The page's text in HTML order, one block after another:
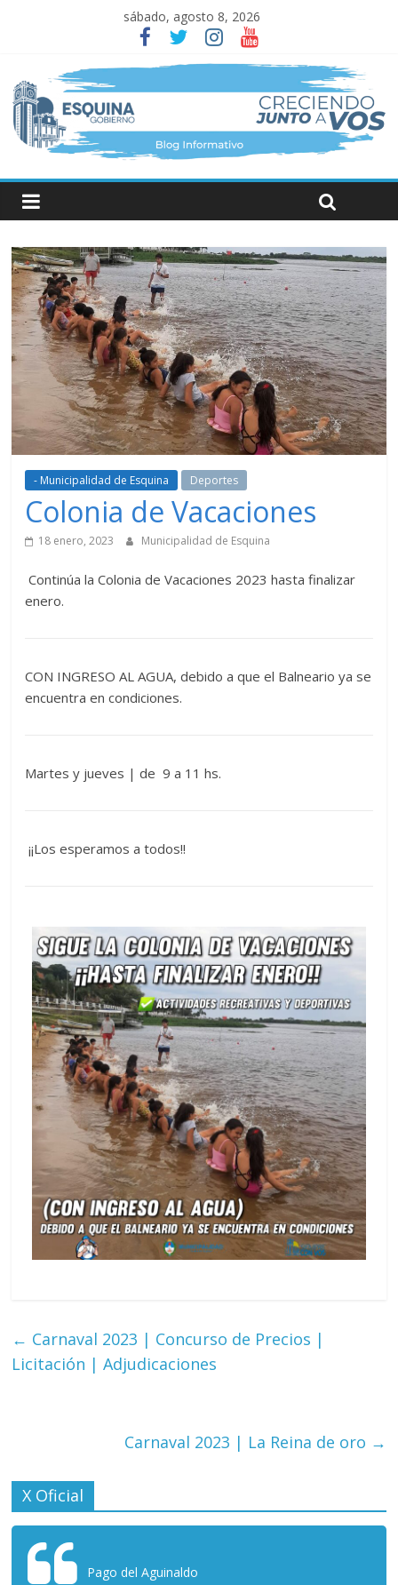
sábado, agosto 8, 2026
- Municipalidad de Esquina Deportes
Colonia de Vacaciones
18 enero, 2023 Municipalidad de Esquina
Continúa la Colonia de Vacaciones 2023 hasta finalizar
enero.
CON INGRESO AL AGUA, debido a que el Balneario ya se
encuentra en condiciones.
Martes y jueves | de 9 a 11 hs.
¡¡Los esperamos a todos!!
← Carnaval 2023 | Concurso de Precios |
Licitación | Adjudicaciones
Carnaval 2023 | La Reina de oro →
X Oficial
Pago del Aguinaldo